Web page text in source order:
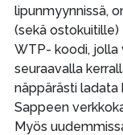
lipunmyynnissä,
(sekä
WTP- koodi, jolla
seuraavalla
näppärästi ladata
Sappeen
Myös